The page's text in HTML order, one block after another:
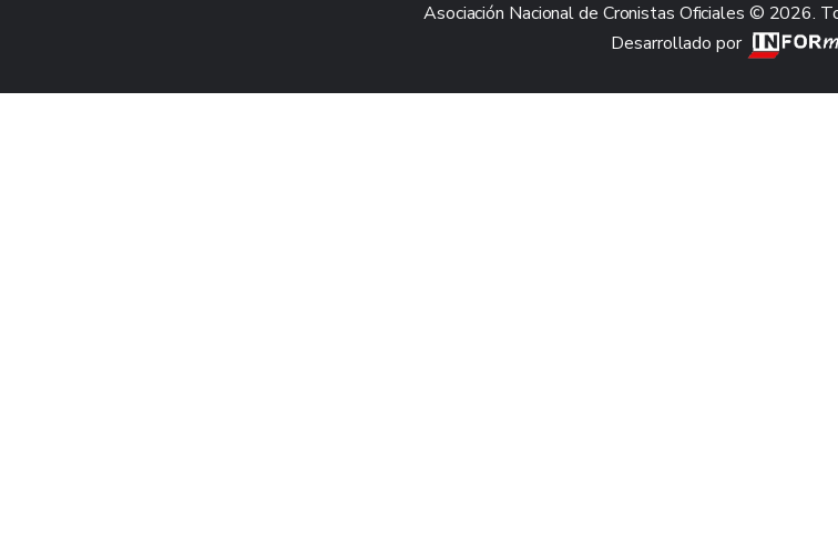
Asociación Nacional de Cronistas Oficiales © 2026.
Desarrollado por